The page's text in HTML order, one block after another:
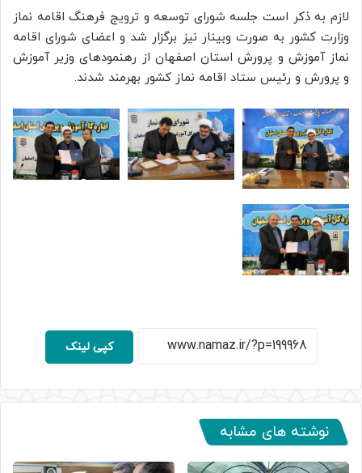
لازم به ذکر است جلسه شورای توسعه و ترویج فرهنگ اقامه نماز
وزارت کشور به صورت وبینار نیز برگزار شد و اعضای شورای اقامه
نماز آموزش و پرورش استان اصفهان از رهنمودهای وزیر آموزش
و پرورش و رئیس ستاد اقامه نماز کشور بهرمند شدند.
کپی لینک
نوشته های مشابه